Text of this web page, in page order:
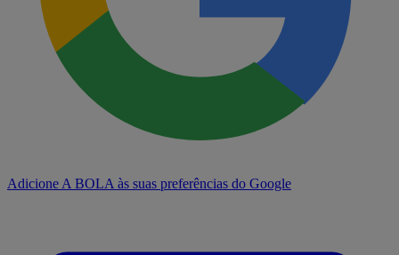
Adicione A BOLA às suas preferências do Google